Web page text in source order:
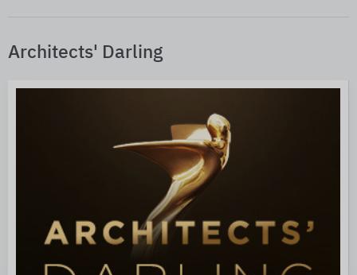
Architects' Darling